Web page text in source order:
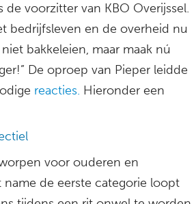
de voorzitter van KBO Overijssel.
bedrijfsleven en de overheid nu
bakkeleien, maar maak nú
De oproep van Pieper leidde
reacties. Hieronder een
voor ouderen en
name de eerste categorie loopt